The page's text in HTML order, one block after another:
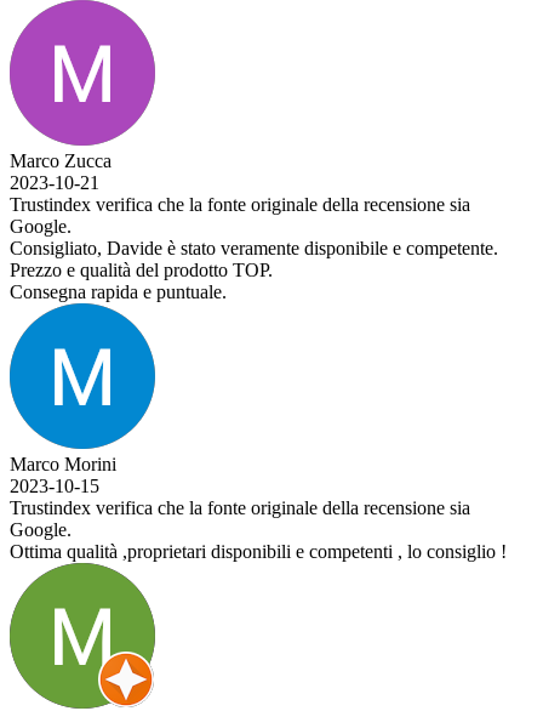
Marco Zucca
2023-10-21
Trustindex verifica che la fonte originale della recensione sia
Google.
Consigliato, Davide è stato veramente disponibile e competente.
Prezzo e qualità del prodotto TOP.
Consegna rapida e puntuale.
Marco Morini
2023-10-15
Trustindex verifica che la fonte originale della recensione sia
Google.
Ottima qualità ,proprietari disponibili e competenti , lo consiglio !